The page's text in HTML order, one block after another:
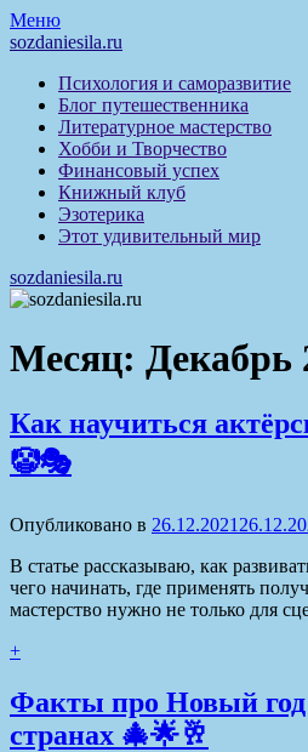
Перейти
к
Меню
sozdaniesila.ru
Психология и саморазвитие
Блог путешественника
Литературное мастерство
Хобби и Творчество
Финансовый успех
Книжный клуб
Эзотерика
Этот удивительный мир
sozdaniesila.ru
Месяц: Декабрь
Как научиться
🤡🎭
Опубликовано в 26.12.2021
В статье рассказываю, как
чего начинать, где применять
мастерство нужно не только для
+
Факты про Новый
странах 🎄🌟🥂